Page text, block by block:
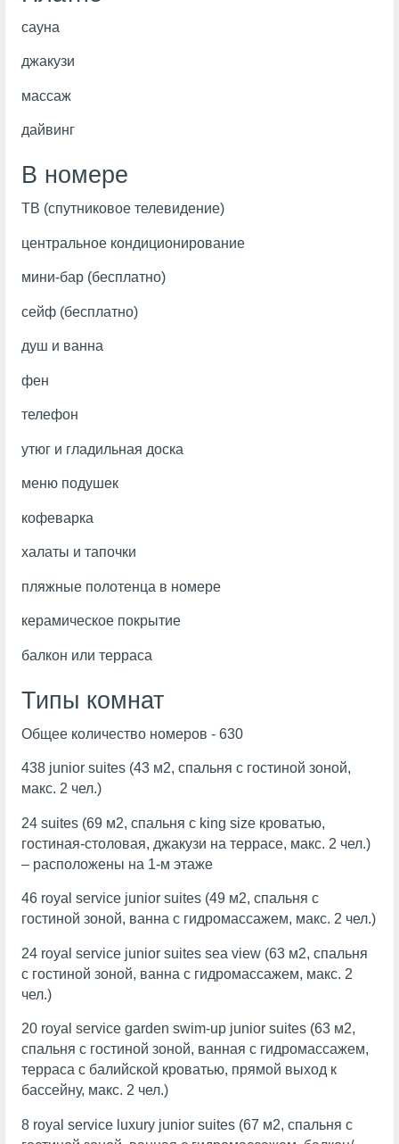
сауна
джакузи
массаж
дайвинг
В номере
ТВ (спутниковое телевидение)
центральное кондиционирование
мини-бар (бесплатно)
сейф (бесплатно)
душ и ванна
фен
телефон
утюг и гладильная доска
меню подушек
кофеварка
халаты и тапочки
пляжные полотенца в номере
керамическое покрытие
балкон или терраса
Типы комнат
Общее количество номеров - 630
438 junior suites (43 м2, спальня с гостиной зоной,
макс. 2 чел.)
24 suites (69 м2, спальня с king size кроватью,
гостиная-столовая, джакузи на террасе, макс. 2 чел.)
– расположены на 1-м этаже
46 royal service junior suites (49 м2, спальня с
гостиной зоной, ванна с гидромассажем, макс. 2 чел.)
24 royal service junior suites sea view (63 м2, спальня
с гостиной зоной, ванна с гидромассажем, макс. 2
чел.)
20 royal service garden swim-up junior suites (63 м2,
спальня с гостиной зоной, ванная с гидромассажем,
терраса с балийской кроватью, прямой выход к
бассейну, макс. 2 чел.)
8 royal service luxury junior suites (67 м2, спальня с